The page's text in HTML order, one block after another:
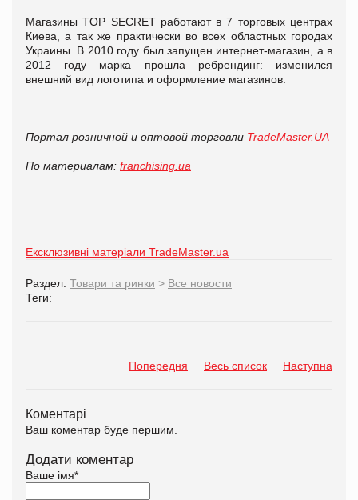
Магазины TOP SECRET работают в 7 торговых центрах
Киева, а так же практически во всех областных городах
Украины. В 2010 году был запущен интернет-магазин, а в
2012 году марка прошла ребрендинг: изменился
внешний вид логотипа и оформление магазинов.
Портал розничной и оптовой торговли TradeMaster.UA
По материалам: franchising.ua
Ексклюзивні матеріали TradeMaster.ua
Раздел: Товари та ринки > Все новости
Теги:
Попередня Весь список Наступна
Коментарі
Ваш коментар буде першим.
Додати коментар
Ваше імя*